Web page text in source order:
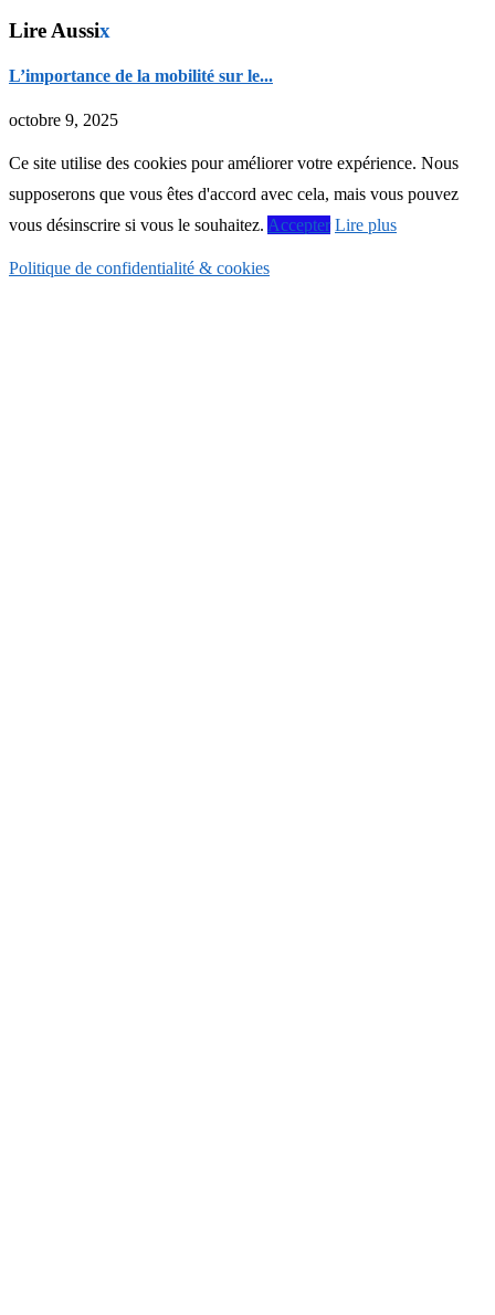
Lire Aussix
L’importance de la mobilité sur le...
octobre 9, 2025
Ce site utilise des cookies pour améliorer votre expérience. Nous
supposerons que vous êtes d'accord avec cela, mais vous pouvez
vous désinscrire si vous le souhaitez. Accepter Lire plus
Politique de confidentialité & cookies